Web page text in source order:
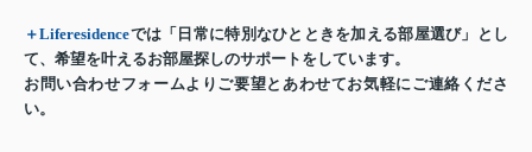
＋Liferesidenceでは「日常に特別なひとときを加える部屋選び」とし
て、希望を叶えるお部屋探しのサポートをしています。
お問い合わせフォームよりご要望とあわせてお気軽にご連絡くださ
い。